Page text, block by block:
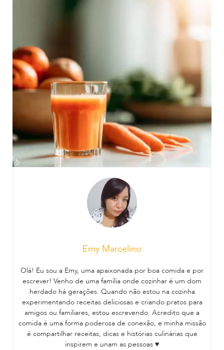
Emy Marcelino
Olá! Eu sou a Emy, uma apaixonada por boa comida e por
escrever! Venho de uma família onde cozinhar é um dom
herdado há gerações. Quando não estou na cozinha
experimentando receitas deliciosas e criando pratos para
amigos ou familiares, estou escrevendo. Acredito que a
comida é uma forma poderosa de conexão, e minha missão
é compartilhar receitas, dicas e histórias culinárias que
inspirem e unam as pessoas ♥